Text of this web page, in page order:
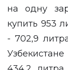
на одну
купить 953
- 702,9